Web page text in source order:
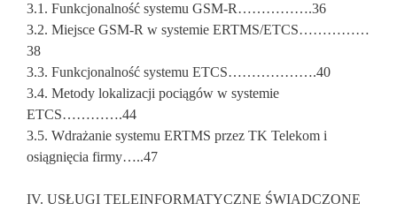
3.1. Funkcjonalność systemu GSM-R…………….36
3.2. Miejsce GSM-R w systemie ERTMS/ETCS……………
38
3.3. Funkcjonalność systemu ETCS……………….40
3.4. Metody lokalizacji pociągów w systemie
ETCS………….44
3.5. Wdrażanie systemu ERTMS przez TK Telekom i
osiągnięcia firmy…..47
IV. USŁUGI TELEINFORMATYCZNE ŚWIADCZONE